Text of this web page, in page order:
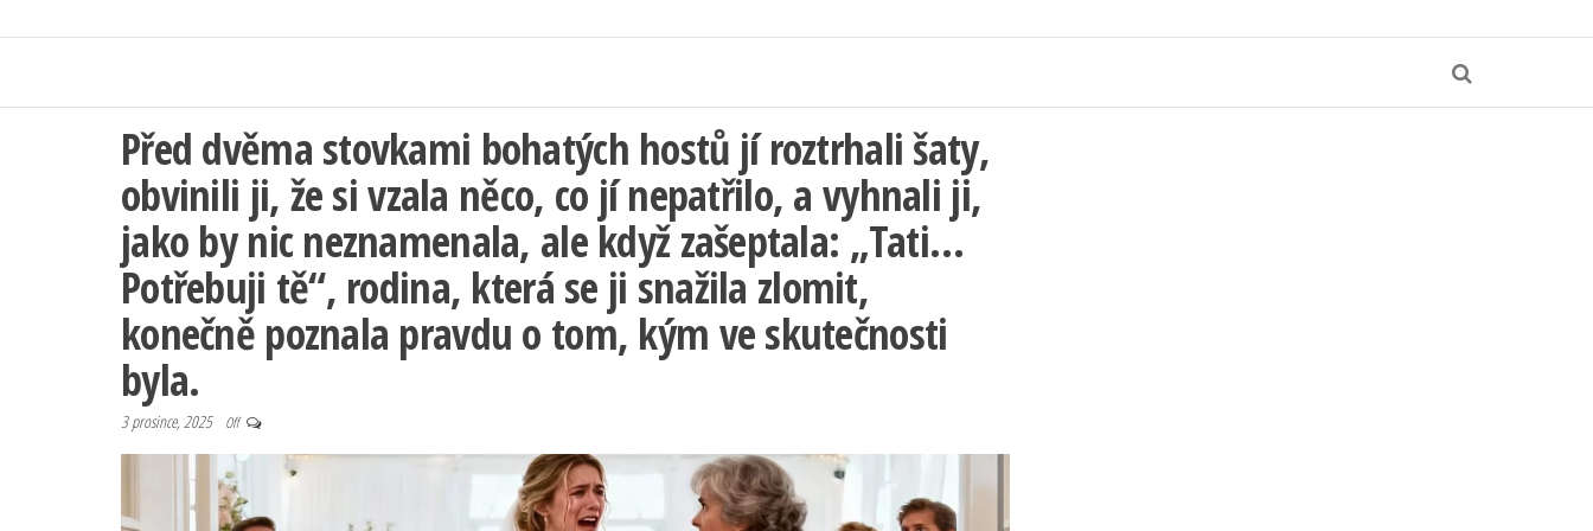
Před dvěma stovkami bohatých hostů jí roztrhali šaty,
obvinili ji, že si vzala něco, co jí nepatřilo, a vyhnali ji,
jako by nic neznamenala, ale když zašeptala: „Tati…
Potřebuji tě“, rodina, která se ji snažila zlomit,
konečně poznala pravdu o tom, kým ve skutečnosti
byla.
3 prosince, 2025 Off